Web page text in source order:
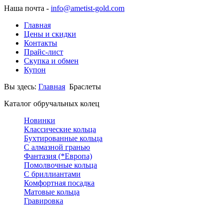
Наша почта - info@ametist-gold.com
Главная
Цены и скидки
Контакты
Прайс-лист
Скупка и обмен
Купон
Вы здесь: Главная Браслеты
Каталог обручальных колец
Новинки
Классические кольца
Бухтированные кольца
С алмазной гранью
Фантазия (*Европа)
Помолвочные кольца
С бриллиантами
Комфортная посадка
Матовые кольца
Гравировка